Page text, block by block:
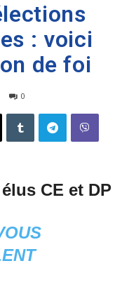
: voici
de foi
0
CE et DP